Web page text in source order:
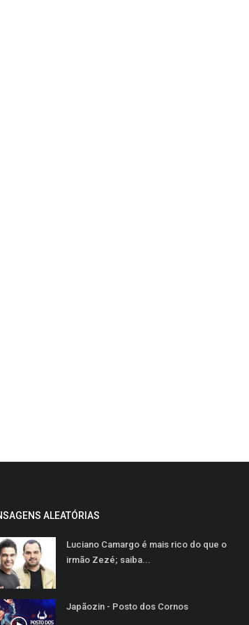
ALEATÓRIAS
Luciano Camargo é mais rico do que o
irmão Zezé; saiba...
Japãozin - Posto dos Cornos